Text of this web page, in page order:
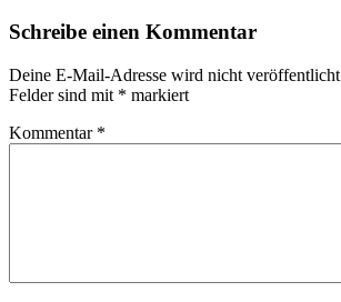
Schreibe einen Kommentar
Deine E-Mail-Adresse wird nicht
Felder sind mit * markiert
Kommentar *